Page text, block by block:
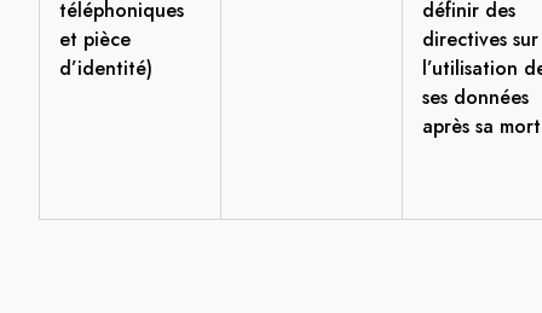
téléphoniques
et pièce
d’identité)
définir des
directives sur
l’utilisation
ses données
après sa mort